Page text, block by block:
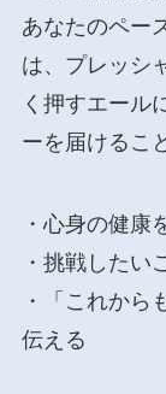
あなたのペー
は、プレッシ
く押すエール
ーを届けるこ
・心身の健康
・挑戦したい
・「これから
伝える